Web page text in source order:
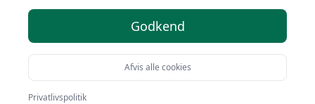
Du er landet på HandyGuiden, hvor du finder de
bedste monteringslime. Vi har udvalgt 8 produkter til
dig!
Så uanset om du vægter høj kvalitet, allerede har en
Godkend
Afvis alle cookies
Privatlivspolitik